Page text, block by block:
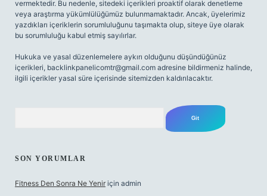
vermektedir. Bu nedenle, sitedeki içerikleri proaktif olarak denetleme
veya araştırma yükümlülüğümüz bulunmamaktadır. Ancak, üyelerimiz
yazdıkları içeriklerin sorumluluğunu taşımakta olup, siteye üye olarak
bu sorumluluğu kabul etmiş sayılırlar.
Hukuka ve yasal düzenlemelere aykırı olduğunu düşündüğünüz
içerikleri, backlinkpanelicomtr@gmail.com adresine bildirmeniz halinde,
ilgili içerikler yasal süre içerisinde sitemizden kaldırılacaktır.
SON YORUMLAR
Fitness Den Sonra Ne Yenir için admin